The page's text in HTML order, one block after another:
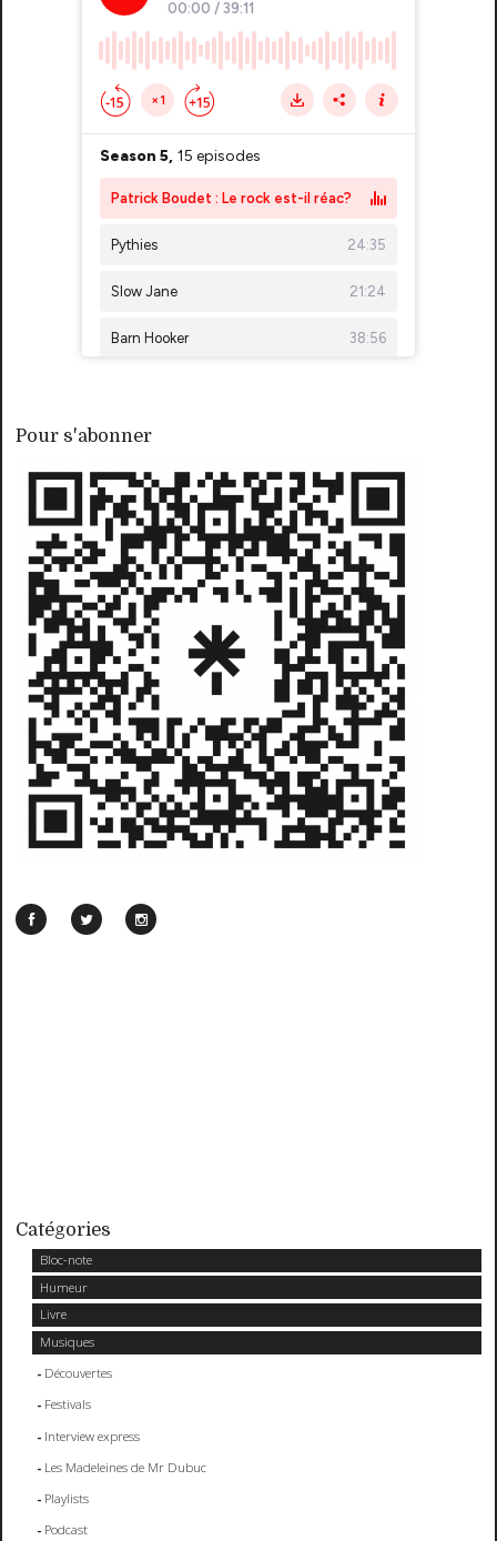
Pour s'abonner
Catégories
Bloc-note
Humeur
Livre
Musiques
Découvertes
Festivals
Interview express
Les Madeleines de Mr Dubuc
Playlists
Podcast